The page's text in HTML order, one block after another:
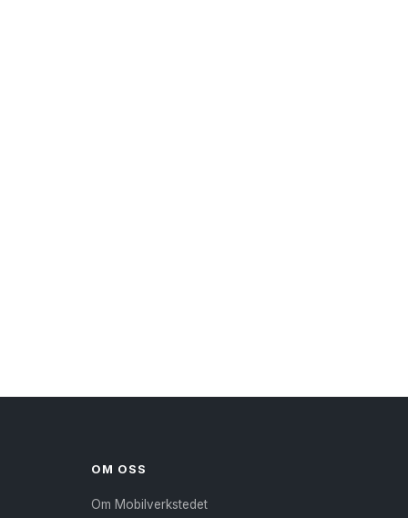
OM OSS
Om Mobilverkstedet